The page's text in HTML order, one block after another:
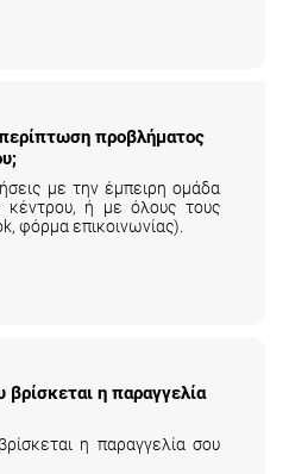
προβλήματος
με την έμπειρη ομάδα
κέντρου, ή με όλους τους
φόρμα επικοινωνίας).
η παραγγελία
η παραγγελία σου